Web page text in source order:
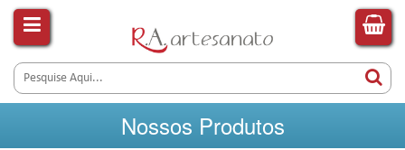
Nossos Produtos